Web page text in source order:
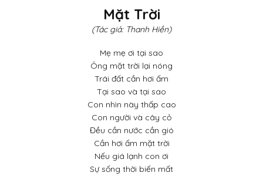
Mặt Trời
(Tác giả: Thanh Hiền)
Mẹ mẹ ơi tại sao
Ông mặt trời lại nóng
Trái đất cần hơi ấm
Tại sao và tại sao
Con nhìn này thấp cao
Con người và cây cỏ
Đều cần nước cần gió
Cần hơi ấm mặt trời
Nếu giá lạnh con ơi
Sự sống thời biến mất